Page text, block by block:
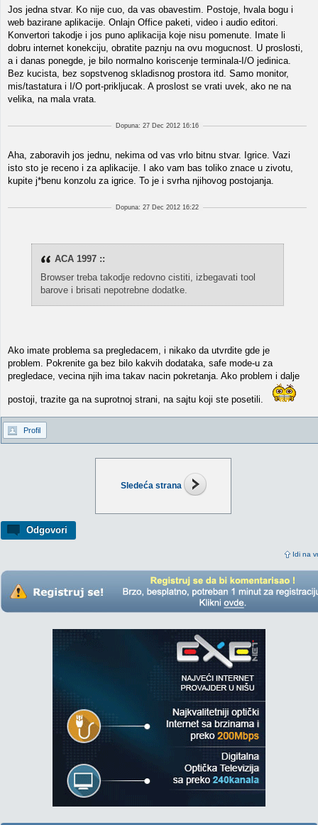
Sledeća strana
Odgovori
Idi na
Jos jedna stvar. Ko nije cuo, da vas obavestim. Postoje, hvala bogu i
web bazirane aplikacije. Onlajn Office paketi, video i audio editori.
Konvertori takodje i jos puno aplikacija koje nisu pomenute. Imate li
dobru internet konekciju, obratite paznju na ovu mogucnost. U proslosti,
a i danas ponegde, je bilo normalno koriscenje terminala-I/O jedinica.
Bez kucista, bez sopstvenog skladisnog prostora itd. Samo monitor,
mis/tastatura i I/O port-prikljucak. A proslost se vrati uvek, ako ne na
velika, na mala vrata.
Dopuna: 27 Dec 2012 16:16
Aha, zaboravih jos jednu, nekima od vas vrlo bitnu stvar. Igrice. Vazi
isto sto je receno i za aplikacije. I ako vam bas toliko znace u zivotu,
kupite j*benu konzolu za igrice. To je i svrha njihovog postojanja.
Dopuna: 27 Dec 2012 16:22
ACA 1997 ::
Browser treba takodje redovno cistiti, izbegavati tool
barove i brisati nepotrebne dodatke.
Ako imate problema sa pregledacem, i nikako da utvrdite gde je
problem. Pokrenite ga bez bilo kakvih dodataka, safe mode-u za
pregledace, vecina njih ima takav nacin pokretanja. Ako problem i dalje
postoji, trazite ga na suprotnoj strani, na sajtu koji ste posetili.
Profil